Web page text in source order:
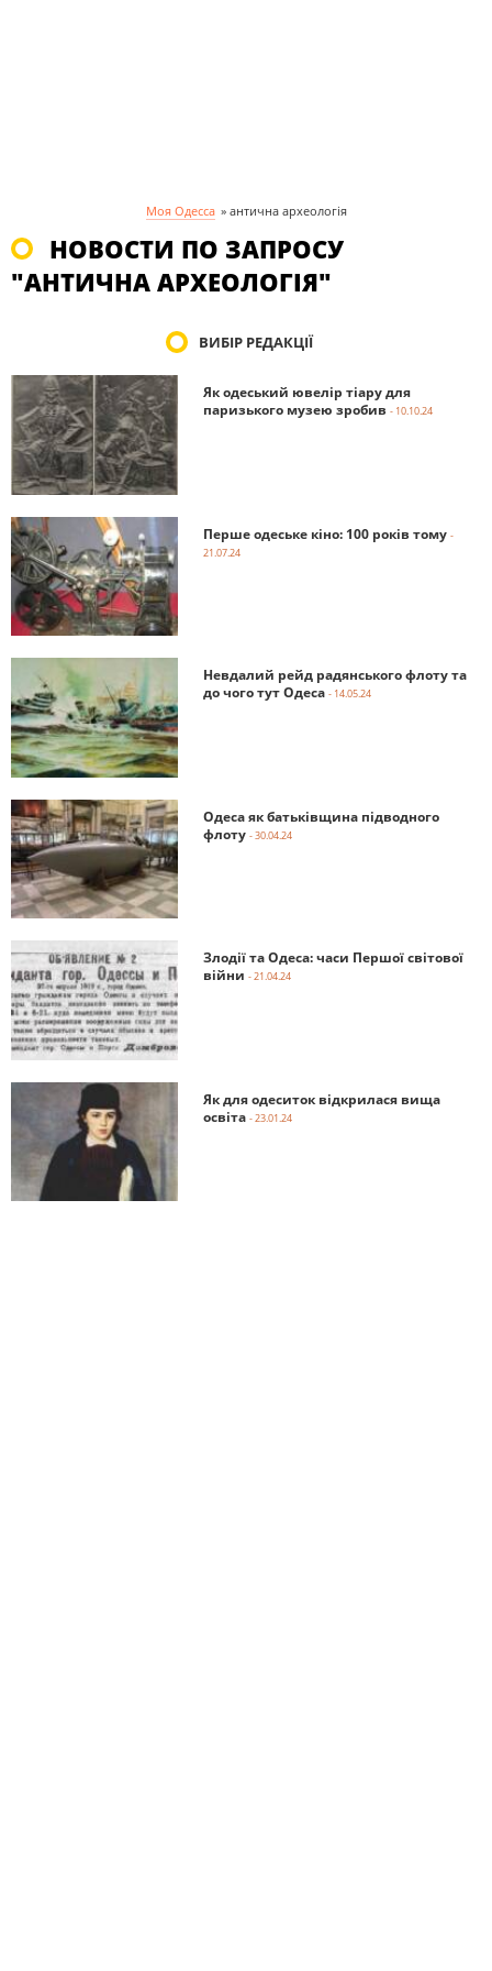
Моя Одесса » антична археологія
НОВОСТИ ПО ЗАПРОСУ
"АНТИЧНА АРХЕОЛОГІЯ"
ВИБІР РЕДАКЦІЇ
Як одеський ювелір тіару для
паризького музею зробив - 10.10.24
Перше одеське кіно: 100 років тому -
21.07.24
Невдалий рейд радянського флоту та
до чого тут Одеса - 14.05.24
Одеса як батьківщина підводного
флоту - 30.04.24
Злодії та Одеса: часи Першої світової
війни - 21.04.24
Як для одеситок відкрилася вища
освіта - 23.01.24